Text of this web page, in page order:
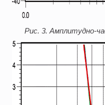
Рис. 3. Амплитудно-